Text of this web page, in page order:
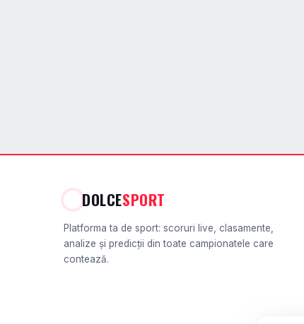
DOLCESPORT
Platforma ta de sport: scoruri live, clasamente,
analize și predicții din toate campionatele care
contează.